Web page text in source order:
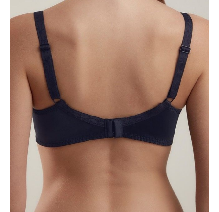
BRAK
ZDJĘCIA
ZDJĘCIA
ZDJĘCIA
Rozmiary:
Tabela rozmiarów